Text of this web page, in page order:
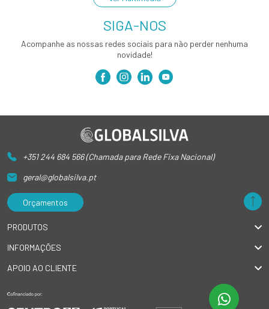
SIGA-NOS
Acompanhe as nossas redes sociais para não perder nenhuma
novidade!
+351 244 684 566 (Chamada para Rede Fixa Nacional)
geral@globalsilva.pt
Orçamentos
PRODUTOS
INFORMAÇÕES
APOIO AO CLIENTE